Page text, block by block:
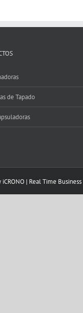
de Tapado
iCRONO | Real Time Business